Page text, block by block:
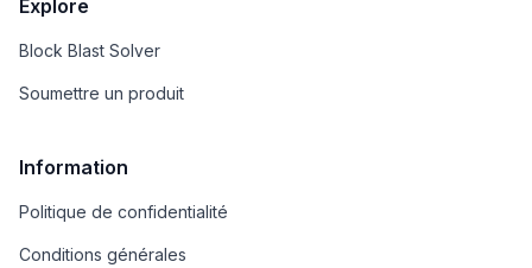
Explore
Block Blast Solver
Soumettre un produit
Information
Politique de confidentialité
Conditions générales